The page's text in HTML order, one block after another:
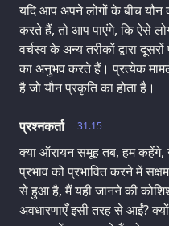
यदि आप अपने लोगों के बीच यौन
करते हैं, तो आप पाएंगे, कि ऐसे
वर्चस्व के अन्य तरीकों द्वारा
का अनुभव करते हैं। प्रत्येक
है जो यौन प्रकृति का होता है।
31.15
प्रश्नकर्ता
क्या ऑरायन समूह तब, हम कहेंगे,
प्रभाव को प्रभावित करने में
से हुआ है, मैं यही जानने की
अवधारणाएँ इसी तरह से आईं?